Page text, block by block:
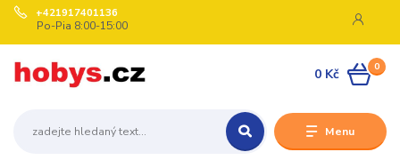
Menu
+421917401136
Po-Pia 8:00-15:00
0
0 Kč